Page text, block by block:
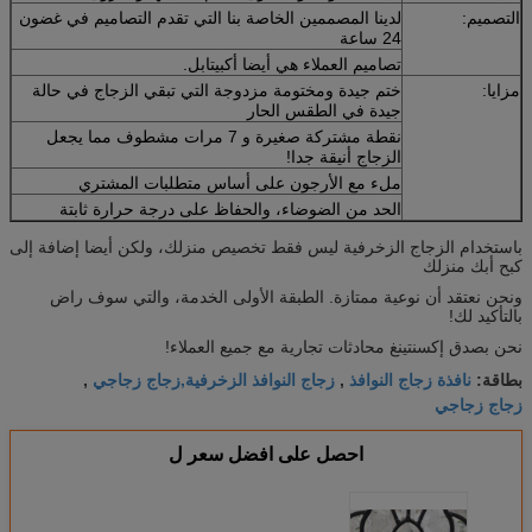
التصميم:
لدينا المصممين الخاصة بنا التي تقدم التصاميم في غضون
24 ساعة
تصاميم العملاء هي أيضا أكبيتابل.
مزايا:
ختم جيدة ومختومة مزدوجة التي تبقي الزجاج في حالة
جيدة في الطقس الحار
نقطة مشتركة صغيرة و 7 مرات مشطوف مما يجعل
الزجاج أنيقة جدا!
ملء مع الأرجون على أساس متطلبات المشتري
الحد من الضوضاء، والحفاظ على درجة حرارة ثابتة
باستخدام الزجاج الزخرفية ليس فقط تخصيص منزلك، ولكن أيضا إضافة إلى
كبح أبك منزلك
ونحن نعتقد أن نوعية ممتازة. الطبقة الأولى الخدمة، والتي سوف راض
بالتأكيد لك!
نحن بصدق إكسنتينغ محادثات تجارية مع جميع العملاء!
بطاقة: نافذة زجاج النوافذ , زجاج النوافذ الزخرفية,زجاج زجاجي ,
زجاج زجاجي
احصل على افضل سعر ل